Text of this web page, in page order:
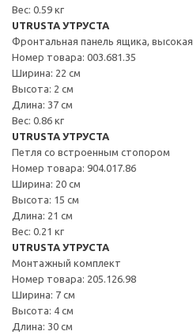
Вес: 0.59 кг
UTRUSTA УТРУСТА
Фронтальная панель ящика, высокая
Номер товара: 003.681.35
Ширина: 22 см
Высота: 2 см
Длина: 37 см
Вес: 0.86 кг
UTRUSTA УТРУСТА
Петля со встроенным стопором
Номер товара: 904.017.86
Ширина: 20 см
Высота: 15 см
Длина: 21 см
Вес: 0.21 кг
UTRUSTA УТРУСТА
Монтажный комплект
Номер товара: 205.126.98
Ширина: 7 см
Высота: 4 см
Длина: 30 см